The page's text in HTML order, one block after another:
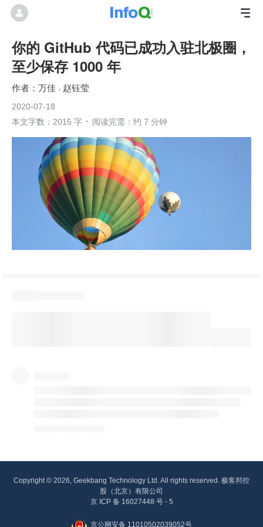
你的 GitHub 代码已成功入驻北极圈，
至少保存 1000 年
万佳 赵钰莹
2020-07-18
本文字数：2015 字
阅读完需：约 7 分钟
Copyright © 2026, Geekbang Technology Ltd. All rights reserved. 极客邦控
股（北京）有限公司
京 ICP 备 16027448 号 - 5
京公网安备 11010502039052号